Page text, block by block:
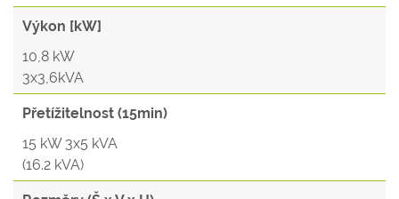
Výkon [kW]
10,8 kW
3x3,6kVA
Přetížitelnost (15min)
15 kW 3x5 kVA
(16.2 kVA)